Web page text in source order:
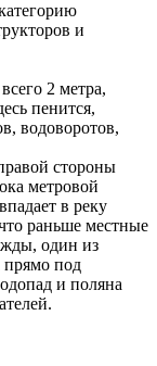
и
2 метра,
пенится,
водоворотов,
стороны
метровой
в реку
раньше местные
один из
прямо под
и поляна